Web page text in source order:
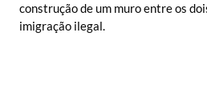
construção de um muro entre os
imigração ilegal.